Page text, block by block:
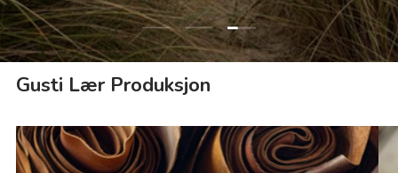
Last lysbilde 1 av 3
Last lysbilde 2 av 3
Last lysbilde 3 av 3
Gusti Lær Produksjon